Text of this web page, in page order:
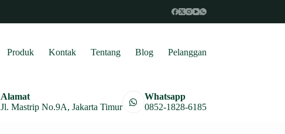
Produk Kontak Tentang Blog Pelanggan
Alamat
Jl. Mastrip No.9A, Jakarta Timur
Whatsapp
0852-1828-6185